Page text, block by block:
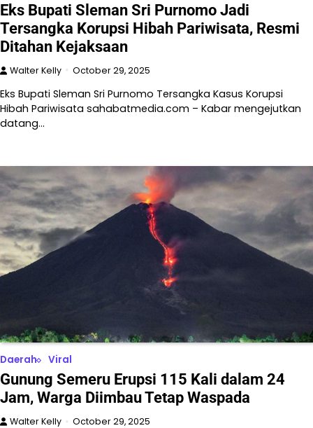
Eks Bupati Sleman Sri Purnomo Jadi
Tersangka Korupsi Hibah Pariwisata, Resmi
Ditahan Kejaksaan
Walter Kelly October 29, 2025
Eks Bupati Sleman Sri Purnomo Tersangka Kasus Korupsi
Hibah Pariwisata sahabatmedia.com – Kabar mengejutkan
datang…
Daerah Viral
Gunung Semeru Erupsi 115 Kali dalam 24
Jam, Warga Diimbau Tetap Waspada
Walter Kelly October 29, 2025